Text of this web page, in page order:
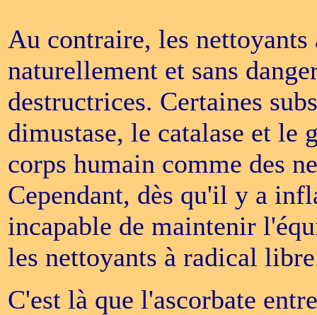
Au contraire, les
naturellement et sans
destructrices. Certaines
dimustase, le catalase et le
corps humain comme des
Cependant, dès qu'il y a
incapable de maintenir
les nettoyants à radical
C'est là que l'ascorbate